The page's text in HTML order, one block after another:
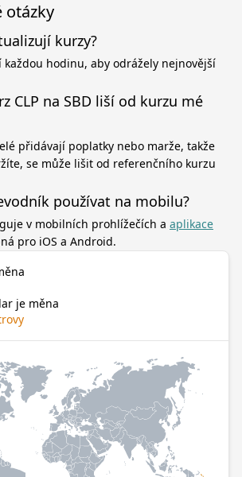
otázky
kurzy?
každou hodinu, aby odrážely nejnovější
CLP na SBD liší od kurzu mé
přidávají poplatky nebo marže, takže
se může lišit od referenčního kurzu
používat na mobilu?
v mobilních prohlížečích a aplikace
pro iOS a Android.
je měna